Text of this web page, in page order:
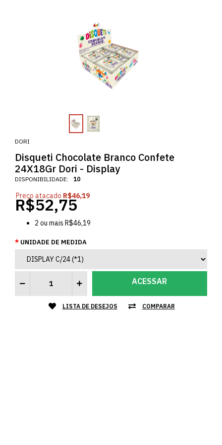
DORI
Disqueti Chocolate Branco Confete
24X18Gr Dori - Display
DISPONIBILIDADE: 10
Preço atacado R$46,19
R$52,75
2 ou mais R$46,19
UNIDADE DE MEDIDA
ACESSAR
LISTA DE DESEJOS COMPARAR